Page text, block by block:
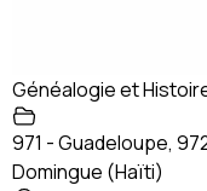
Généalogie et
971 - Guadeloupe,
Domingue (Haïti)